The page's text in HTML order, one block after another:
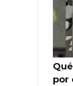
por